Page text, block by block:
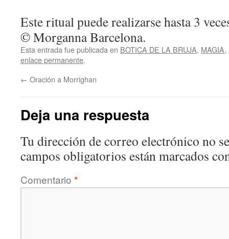
Este ritual puede realizarse hasta 3
© Morganna Barcelona.
Esta entrada fue publicada en BOTICA DE LA BRUJA, MAGIA,
enlace permanente.
← Oración a Morrighan
Deja una respuesta
Tu dirección de correo electrónico no
campos obligatorios están marcados
Comentario *